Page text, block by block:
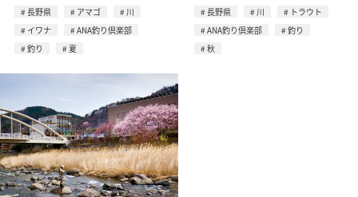
長野県 アマゴ
川
イワナ
ANA釣り倶楽部
釣り
夏
長野県 川
トラウト
ANA釣り倶楽部
釣り
秋